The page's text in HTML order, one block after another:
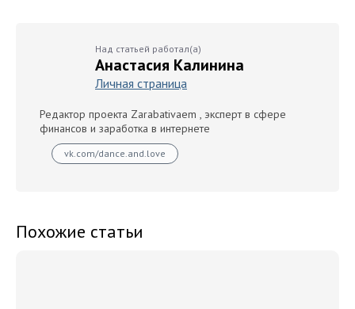
Над статьей работал(а)
Анастасия Калинина
Личная страница
Редактор проекта Zarabativaem , эксперт в сфере
финансов и заработка в интернете
vk.com/dance.and.love
Похожие статьи